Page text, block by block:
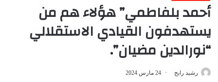
أحمد بلفاطمي” هؤلاء هم من
يستهدفون القيادي الاستقلالي
“نورالدين مضيان”.
رشيد رابح 24 مارس 2024